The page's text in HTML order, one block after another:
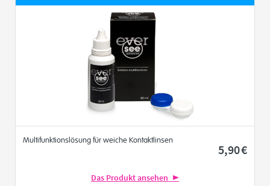
Multifunktionslösung für weiche Kontaktlinsen
5,90€
Das Produkt ansehen